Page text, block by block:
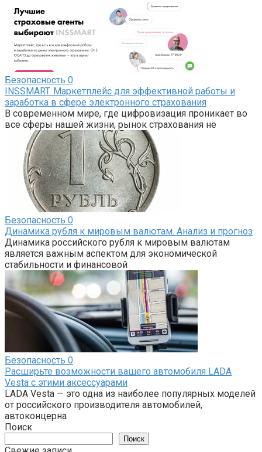
Безопасность 0
INSSMART. Маркетплейс для эффективной работы и
заработка в сфере электронного страхования
В современном мире, где цифровизация проникает во
все сферы нашей жизни, рынок страхования не
Безопасность 0
Динамика рубля к мировым валютам. Анализ и прогноз
Динамика российского рубля к мировым валютам
является важным аспектом для экономической
стабильности и финансовой
Безопасность 0
Расширьте возможности вашего автомобиля LADA
Vesta с этими аксессуарами
LADA Vesta — это одна из наиболее популярных моделей
от российского производителя автомобилей,
автоконцерна
Поиск
Поиск